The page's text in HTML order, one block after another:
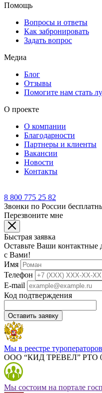
Помощь
Вопросы и ответы
Как забронировать
Задать вопрос
Медиа
Блог
Отзывы
Помогите нам стать
О проекте
О компании
Благодарности
Партнеры и клиенты
Вакансии
Новости
Контакты
8 800 775 25 82
Звонки по России
Перезвоните мне
Быстрая заявка
Оставьте Ваши
с Вами!
Имя
Телефон
E-mail
Код подтверждения
Оставить заявку
Мы в реестре туроператоров
ООО “КИД ТРЕВЕЛ” РТО
Мы состоим на портале